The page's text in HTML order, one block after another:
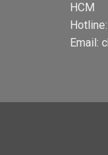
HCM
Email: